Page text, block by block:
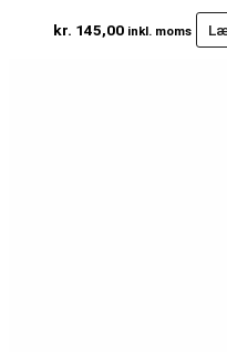
kr. 145,00 inkl. moms